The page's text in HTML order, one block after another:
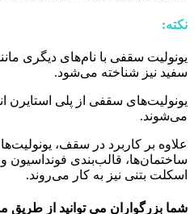
نکته:
یونولیت سقفی با نام‌های دیگری
سفید نیز شناخته می‌شود.
یونولیت‌های سقفی از پلی استایرن
می‌شوند.
علاوه بر کاربرد در سقف،
ساختمان‌ها، قالب‌بندی
اسکلت بتنی نیز به کار می‌روند.
شما بزرگواران می توانید از